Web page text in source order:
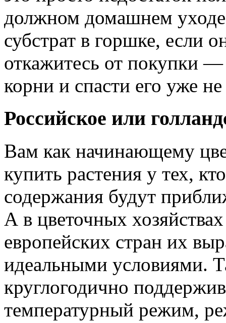
должном домашнем
субстрат в горшке, если
откажитесь от покупки —
корни и спасти его уже не
Российское или
Вам как начинающему
купить растения у тех,
содержания будут
А в цветочных
европейских стран их
идеальными условиями.
круглогодично
температурный режим,